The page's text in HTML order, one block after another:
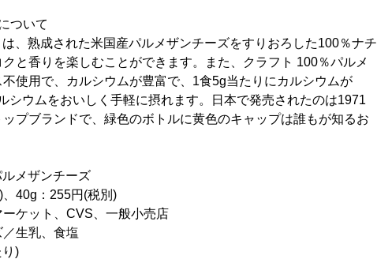
ついて
、熟成された米国産パルメザンチーズをすりおろした100％ナチ
と香りを楽しむことができます。また、クラフト 100％パルメ
使用で、カルシウムが豊富で、1食5g当たりにカルシウムが
シウムをおいしく手軽に摂れます。日本で発売されたのは1971
プブランドで、緑色のボトルに黄色のキャップは誰もが知るお
ザンチーズ
：255円(税別)
ト、CVS、一般小売店
生乳、食塩
)